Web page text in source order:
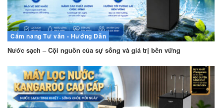
Cẩm nang Tư vấn - Hướng Dẫn
Nước sạch – Cội nguồn của sự sống và giá trị bền vững